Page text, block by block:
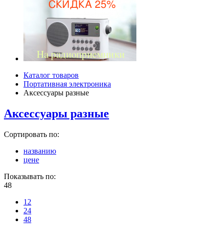
Каталог товаров
Портативная электроника
Аксессуары разные
Аксессуары разные
Сортировать по:
названию
цене
Показывать по:
48
12
24
48